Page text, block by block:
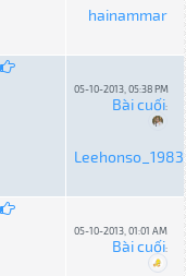
hainammar
05-10-2013, 05:38 PM
Bài cuối:
Leehonso_1983
05-10-2013, 01:01 AM
Bài cuối: